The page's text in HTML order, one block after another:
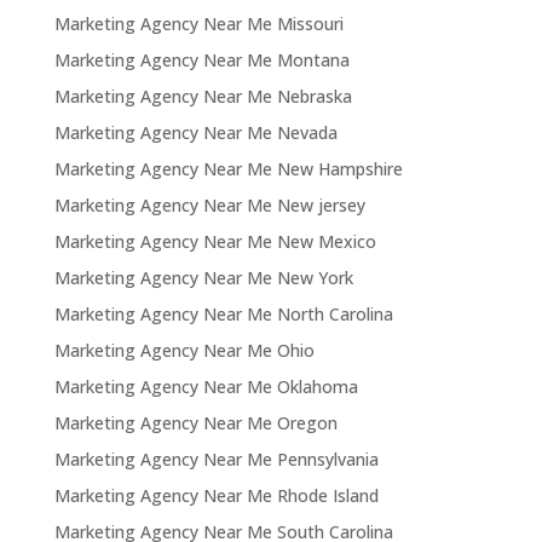
Marketing Agency Near Me Missouri
Marketing Agency Near Me Montana
Marketing Agency Near Me Nebraska
Marketing Agency Near Me Nevada
Marketing Agency Near Me New Hampshire
Marketing Agency Near Me New jersey
Marketing Agency Near Me New Mexico
Marketing Agency Near Me New York
Marketing Agency Near Me North Carolina
Marketing Agency Near Me Ohio
Marketing Agency Near Me Oklahoma
Marketing Agency Near Me Oregon
Marketing Agency Near Me Pennsylvania
Marketing Agency Near Me Rhode Island
Marketing Agency Near Me South Carolina